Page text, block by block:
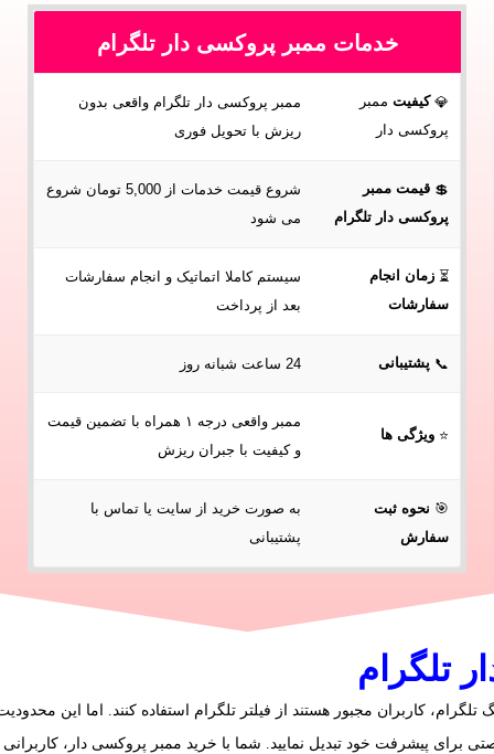
خدمات ممبر پروکسی دار تلگرام
💎 کیفیت ممبر
پروکسی دار
ممبر پروکسی دار تلگرام واقعی بدون
ریزش با تحویل فوری
💲 قیمت ممبر
پروکسی دار تلگرام
شروع قیمت خدمات از 5,000 تومان شروع
می شود
⏳ زمان انجام
سفارشات
سیستم کاملا اتماتیک و انجام سفارشات
بعد از پرداخت
📞 پشتیبانی 24 ساعت شبانه روز
⭐ ویژگی ها
ممبر واقعی درجه ۱ همراه با تضمین قیمت
و کیفیت با جبران ریزش
🎯 نحوه ثبت
سفارش
به صورت خرید از سایت یا تماس با
پشتیبانی
تلگرام
تلگرام، کاربران مجبور هستند از فیلتر تلگرام استفاده کنند. اما این
برای پیشرفت خود تبدیل نمایید. شما با خرید ممبر پروکسی دار،